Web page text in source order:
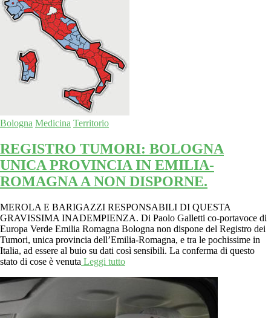
Bologna Medicina Territorio
REGISTRO TUMORI: BOLOGNA
UNICA PROVINCIA IN EMILIA-
ROMAGNA A NON DISPORNE.
MEROLA E BARIGAZZI RESPONSABILI DI QUESTA
GRAVISSIMA INADEMPIENZA. Di Paolo Galletti co-portavoce di
Europa Verde Emilia Romagna Bologna non dispone del Registro dei
Tumori, unica provincia dell’Emilia-Romagna, e tra le pochissime in
Italia, ad essere al buio su dati così sensibili. La conferma di questo
stato di cose è venuta Leggi tutto